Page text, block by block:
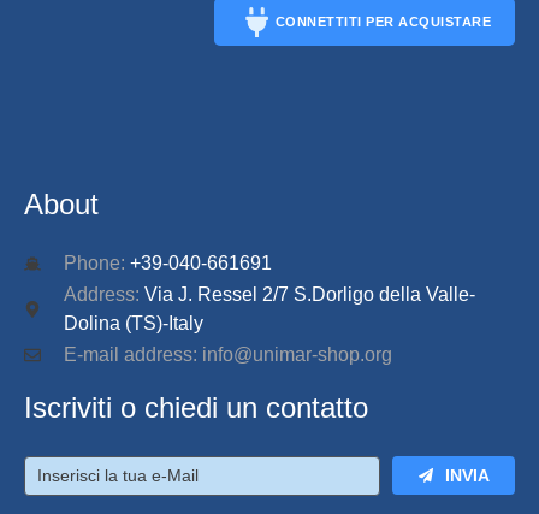
CONNETTITI PER ACQUISTARE
About
Phone: +39-040-661691
Address: Via J. Ressel 2/7 S.Dorligo della Valle-
Dolina (TS)-Italy
E-mail address: info@unimar-shop.org
Iscriviti o chiedi un contatto
INVIA